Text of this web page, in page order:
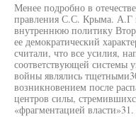
Менее подробно в
правления С.С. Крыма. А.Г
внутреннюю политику
ее демократический
считали, что все усилия,
соответствующей системы
войны являлись
возникновением после
центров силы,
«фрагментацией власти»31.